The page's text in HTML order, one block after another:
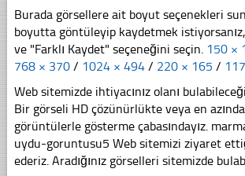
Burada görsellere ait boyut seçenekleri
boyutta göntüleyip kaydetmek
ve "Farklı Kaydet" seçeneğini seçin. 150 ×
768 × 370 / 1024 × 494 / 220 × 165 /
Web sitemizde ihtiyacınız olanı
Bir görseli HD çözünürlükte veya en
görüntülerle gösterme çabasındayız.
uydu-goruntusu5 Web sitemizi ziyaret
ederiz. Aradığınız görselleri sitemizde